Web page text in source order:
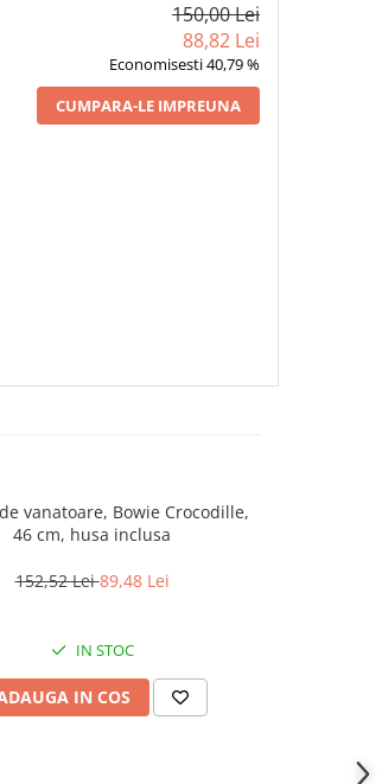
150,00 Lei
88,82 Lei
Economisesti 40,79 %
CUMPARA-LE IMPREUNA
vanatoare, Bowie Crocodille,
46 cm, husa inclusa
152,52 Lei89,48 Lei
IN STOC
IN COS